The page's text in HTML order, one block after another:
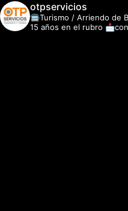
otpservicios
🚍Turismo / Arriendo de
15 años en el rubro